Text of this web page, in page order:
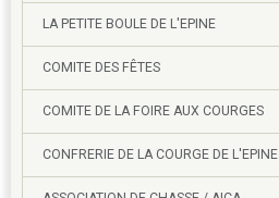
LA PETITE BOULE DE L'EPINE
COMITE DES FÊTES
COMITE DE LA FOIRE AUX COURGES
CONFRERIE DE LA COURGE DE L'EPINE